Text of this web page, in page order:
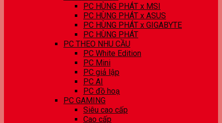
PC HÙNG PHÁT x MSI
PC HÙNG PHÁT x ASUS
PC HÙNG PHÁT x GIGABYTE
PC HÙNG PHÁT
PC THEO NHU CẦU
PC White Edition
PC Mini
PC giả lập
PC AI
PC đồ hoạ
PC GAMING
Siêu cao cấp
Cao cấp